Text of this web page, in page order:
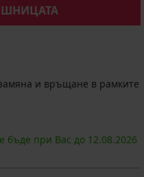
и връщане в рамките
бъде при Вас до 12.08.2026